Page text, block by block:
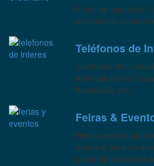
Plans de actuación,
normativas,
Teléfonos de
Teléfonos do
ademais da
hostelería, etc...
Feiras &
Nesta sección
dende a feira do
pasando pola feira